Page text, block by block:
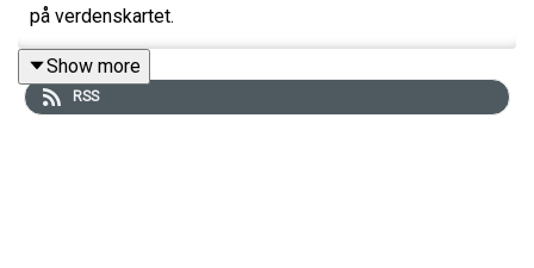
på verdenskartet.
Show more
RSS